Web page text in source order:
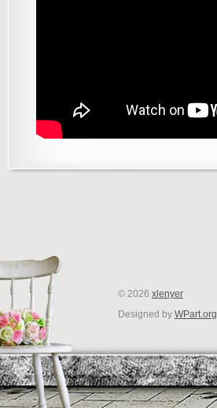
© 2026 xlenyer
Designed by WPart.org